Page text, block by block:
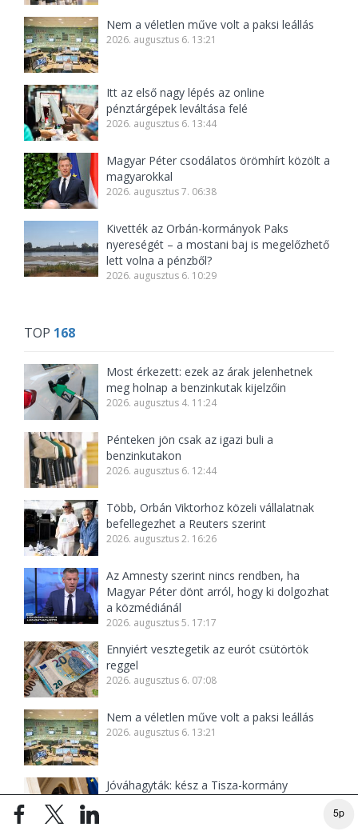
5p
Nem a véletlen műve volt a paksi leállás
2026. augusztus 6. 13:21
Itt az első nagy lépés az online
pénztárgépek leváltása felé
2026. augusztus 6. 13:44
Magyar Péter csodálatos örömhírt közölt a
magyarokkal
2026. augusztus 7. 06:38
Kivették az Orbán-kormányok Paks
nyereségét – a mostani baj is megelőzhető
lett volna a pénzből?
2026. augusztus 6. 10:29
TOP 168
Most érkezett: ezek az árak jelenhetnek
meg holnap a benzinkutak kijelzőin
2026. augusztus 4. 11:24
Pénteken jön csak az igazi buli a
benzinkutakon
2026. augusztus 6. 12:44
Több, Orbán Viktorhoz közeli vállalatnak
befellegezhet a Reuters szerint
2026. augusztus 2. 16:26
Az Amnesty szerint nincs rendben, ha
Magyar Péter dönt arról, hogy ki dolgozhat
a közmédiánál
2026. augusztus 5. 17:17
Ennyiért vesztegetik az eurót csütörtök
reggel
2026. augusztus 6. 07:08
Nem a véletlen műve volt a paksi leállás
2026. augusztus 6. 13:21
Jóváhagyták: kész a Tisza-kormány